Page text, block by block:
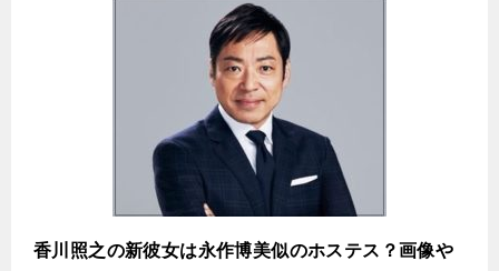
香川照之の新彼女は永作博美似のホステス？画像や